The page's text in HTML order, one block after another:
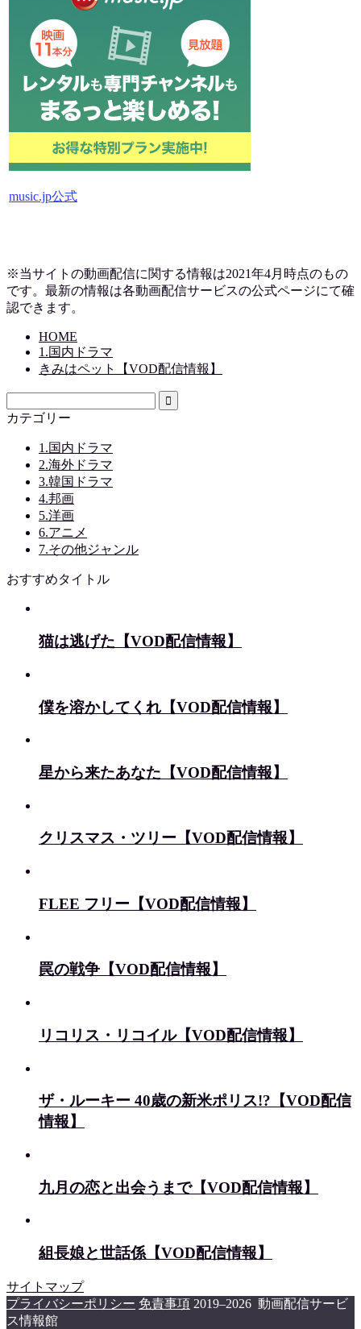
music.jp公式
※当サイトの動画配信に関する情報は2021年4月時点のもの
です。最新の情報は各動画配信サービスの公式ページにて確
認できます。
HOME
1.国内ドラマ
きみはペット【VOD配信情報】
カテゴリー
1.国内ドラマ
2.海外ドラマ
3.韓国ドラマ
4.邦画
5.洋画
6.アニメ
7.その他ジャンル
おすすめタイトル
猫は逃げた【VOD配信情報】
僕を溶かしてくれ【VOD配信情報】
星から来たあなた【VOD配信情報】
クリスマス・ツリー【VOD配信情報】
FLEE フリー【VOD配信情報】
罠の戦争【VOD配信情報】
リコリス・リコイル【VOD配信情報】
ザ・ルーキー 40歳の新米ポリス!?【VOD配信
情報】
九月の恋と出会うまで【VOD配信情報】
組長娘と世話係【VOD配信情報】
サイトマップ
プライバシーポリシー 免責事項 2019–2026 動画配信サービ
ス情報館